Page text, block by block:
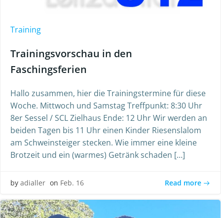
Training
Trainingsvorschau in den
Faschingsferien
Hallo zusammen, hier die Trainingstermine für diese
Woche. Mittwoch und Samstag Treffpunkt: 8:30 Uhr
8er Sessel / SCL Zielhaus Ende: 12 Uhr Wir werden an
beiden Tagen bis 11 Uhr einen Kinder Riesenslalom
am Schweinsteiger stecken. Wie immer eine kleine
Brotzeit und ein (warmes) Getränk schaden […]
by adialler on Feb. 16 Read more